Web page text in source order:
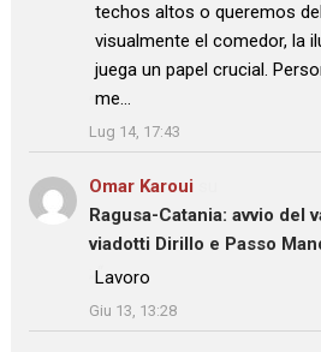
techos altos o queremos
visualmente el comedor, la
juega un papel crucial.
me…
”
Lug 14, 17:43
Omar Karoui
Ragusa-Catania: avvio del
viadotti Dirillo e Passo
: “Lavoro
”
Giu 13, 13:28